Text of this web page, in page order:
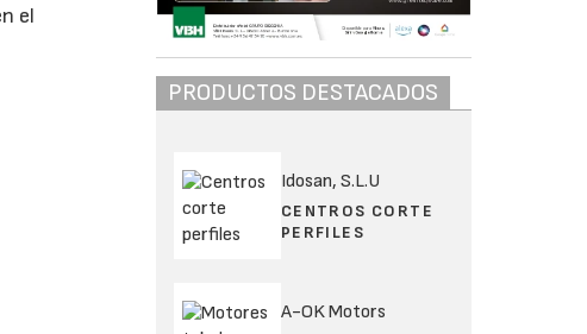
el
PRODUCTOS DESTACADOS
Idosan, S.L.U
CENTROS CORTE
PERFILES
A-OK Motors